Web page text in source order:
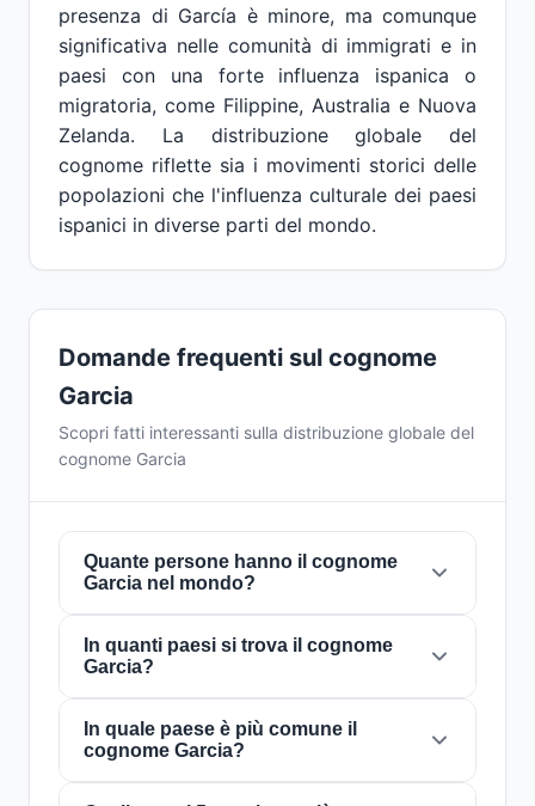
presenza di García è minore, ma comunque
significativa nelle comunità di immigrati e in
paesi con una forte influenza ispanica o
migratoria, come Filippine, Australia e Nuova
Zelanda. La distribuzione globale del
cognome riflette sia i movimenti storici delle
popolazioni che l'influenza culturale dei paesi
ispanici in diverse parti del mondo.
Domande frequenti sul cognome
Garcia
Scopri fatti interessanti sulla distribuzione globale del
cognome Garcia
Quante persone hanno il cognome
Garcia nel mondo?
Attualmente ci sono circa10.755.693 persone
con il cognome
significa che circa 1 persona su744nel mondo
porta questo cognome. È presente in
paesi, il che riflette la sua distribuzione
globale.
In quanti paesi si trova il cognome
Garcia?
Il cognomeGarciaè presente in200 paesi
tutto il mondo. Questo lo classifica come un
cognome con portataglobale. La sua
In quale paese è più comune il
cognome Garcia?